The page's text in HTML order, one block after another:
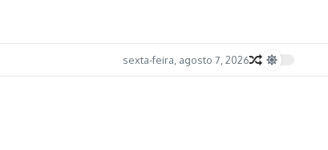
sexta-feira, agosto 7, 2026